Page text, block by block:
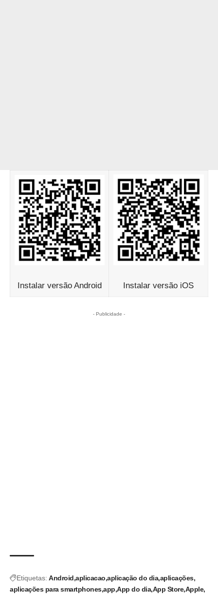
Instalar versão Android Instalar versão iOS
- Publicidade -
Etiquetas: Android aplicacao aplicação do dia aplicações
aplicações para smartphones app App do dia App Store Apple